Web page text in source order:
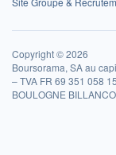
Copyright © 2026
Boursorama, SA au
– TVA FR 69 351 058
BOULOGNE